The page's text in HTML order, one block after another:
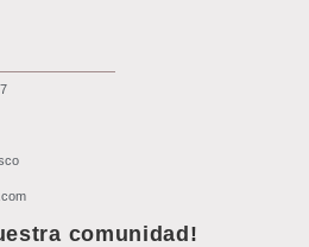
comunidad!